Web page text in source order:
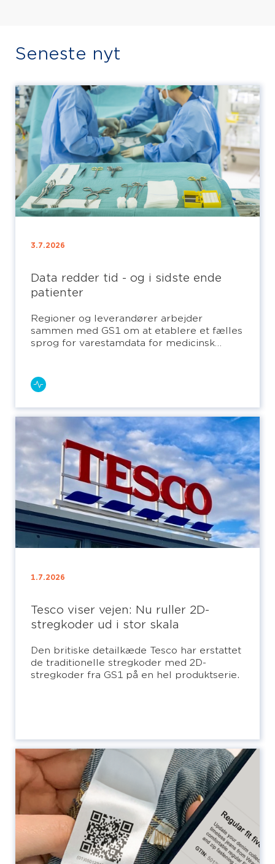
Seneste nyt
3.7.2026
Data redder tid - og i sidste ende
patienter
Regioner og leverandører arbejder
sammen med GS1 om at etablere et fælles
sprog for varestamdata for medicinsk
1.7.2026
Tesco viser vejen: Nu ruller 2D-
stregkoder ud i stor skala
Den britiske detailkæde Tesco har erstattet
de traditionelle stregkoder med 2D-
stregkoder fra GS1 på en hel produktserie.